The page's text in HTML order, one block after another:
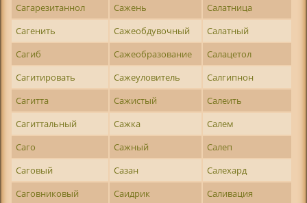
Сагарезитаннол
Сажень
Салатница
Сагенить
Сажеобдувочный
Салатный
Сагиб
Сажеобразование
Салацетол
Сагитировать
Сажеуловитель
Салгипнон
Сагитта
Сажистый
Салеить
Сагиттальный
Сажка
Салем
Саго
Сажный
Салеп
Саговый
Сазан
Салехард
Саговниковый
Саидрик
Саливация